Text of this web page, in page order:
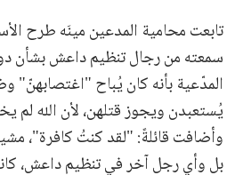
سمعته من رجال تنظيم داعش بشأن
المدّعية بأنه كان يُباح "اغتصابهنّ"
يُستعبدن ويجوز قتلهن، لأن الله لم
وأضافت قائلةً: "لقد كنتُ كافرة"،
بل وأي رجل آخر في تنظيم داعش،